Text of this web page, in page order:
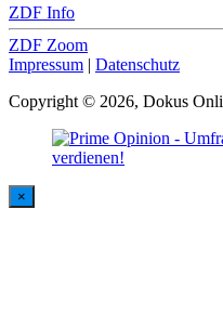
ZDF Info
ZDF Zoom
Impressum | Datenschutz
Copyright © 2026, Dokus
×